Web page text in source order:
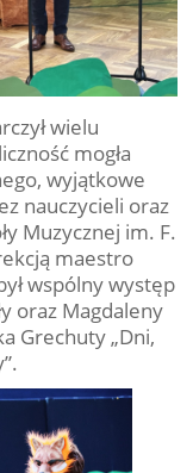
wielu
mogła
wyjątkowe
nauczycieli oraz
Muzycznej im. F.
maestro
wspólny występ
oraz Magdaleny
Grechuty „Dni,